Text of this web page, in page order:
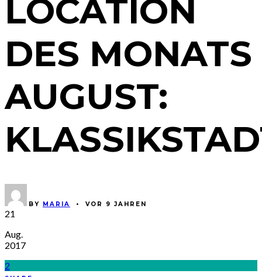
LOCATION
DES MONATS
AUGUST:
BY MARIA • VOR 9 JAHREN
21
Aug.
2017
2